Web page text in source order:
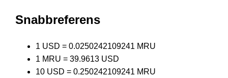
Snabbreferens
1 USD = 0.0250242109241 MRU
1 MRU = 39.9613 USD
10 USD = 0.250242109241 MRU